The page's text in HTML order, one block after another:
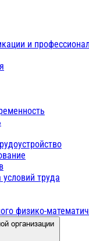
и
труда
физико-
организации